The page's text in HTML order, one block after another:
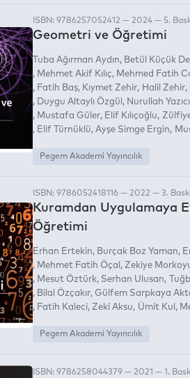
ISBN: 9786257052412 — 2024 — 5.
Geometri ve Öğretimi
Tuba Ağırman Aydın Betül Küçük
Mehmet Akif Kılıç
Mehmed Fatih
Fatih Baş
Kıymet Zehir Halil Zehir
Duygu Altaylı Özgül
Nurullah Yazıcı
Mustafa Güler
Elif Kılıçoğlu
Elif Türnüklü Ayşe Simge Ergin
Pegem Akademi Yayıncılık
ISBN: 9786052418116 — 2022 — 3. Baskı
Kuramdan Uygulamaya
Öğretimi
Erhan Ertekin Burçak Boz Yaman
Mehmet Fatih Öçal
Zekiye
Mesut Öztürk Serhan Ulusan
Bilal Özçakır Gülfem Sarpkaya
Fatih Kaleci Zeki Aksu Ümit Kul
Pegem Akademi Yayıncılık
ISBN: 9786258044379 — 2021 — 1.